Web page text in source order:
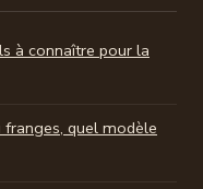
à connaître pour la
quel modèle